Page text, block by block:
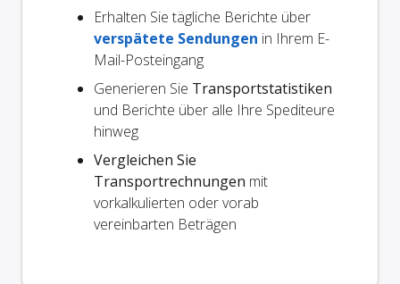
Erhalten Sie tägliche Berichte über
verspätete Sendungen in Ihrem E-
Mail-Posteingang
Generieren Sie Transportstatistiken
und Berichte über alle Ihre Spediteure
hinweg
Vergleichen Sie
Transportrechnungen mit
vorkalkulierten oder vorab
vereinbarten Beträgen